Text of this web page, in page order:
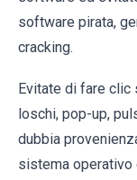
software pirata,
cracking.
Evitate di fare clic
loschi, pop-up,
dubbia
sistema